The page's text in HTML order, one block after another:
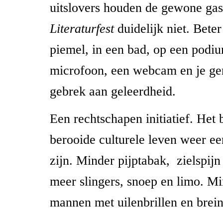
uitslovers houden de gewone
Literaturfest duidelijk niet.
piemel, in een bad, op een
microfoon, een webcam en je
gebrek aan geleerdheid.
Een rechtschapen initiatief. Het
berooide culturele leven weer
zijn. Minder pijptabak, zielspijn
meer slingers, snoep en limo.
mannen met uilenbrillen en